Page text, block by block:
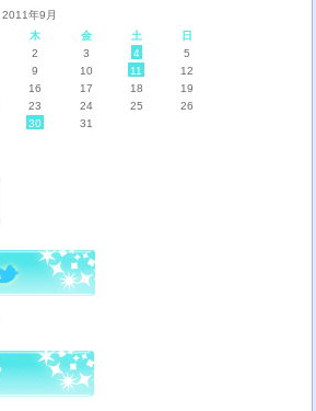
2011年9月
木 金 土
日
2 3 4
5
9 10 11
12
16 17 18
19
23 24 25
26
30 31